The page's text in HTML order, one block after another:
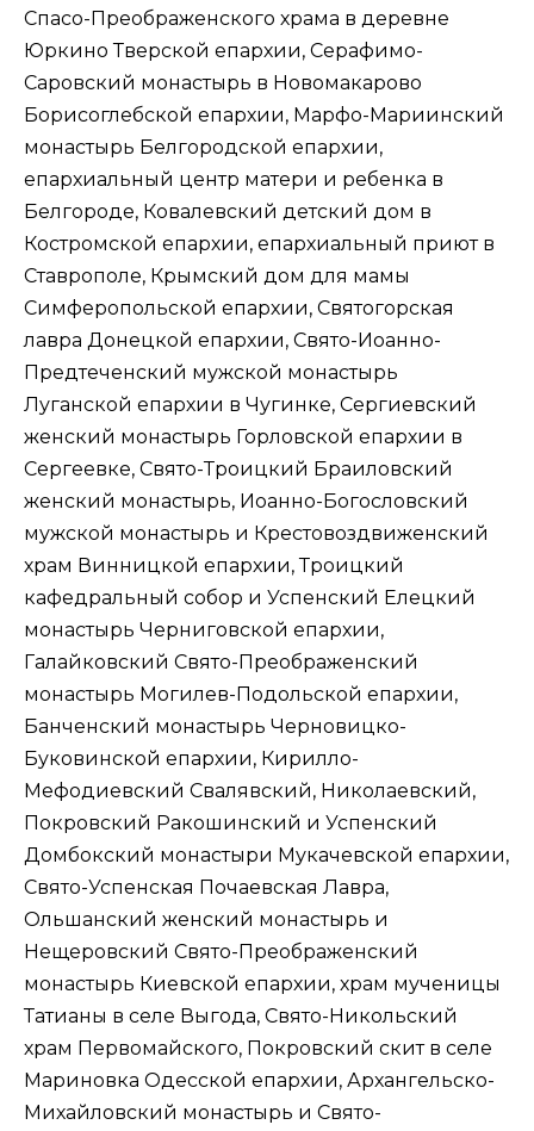
Спасо-Преображенского храма в деревне
Юркино Тверской епархии, Серафимо-
Саровский монастырь в Новомакарово
Борисоглебской епархии, Марфо-Мариинский
монастырь Белгородской епархии,
епархиальный центр матери и ребенка в
Белгороде, Ковалевский детский дом в
Костромской епархии, епархиальный приют в
Ставрополе, Крымский дом для мамы
Симферопольской епархии, Святогорская
лавра Донецкой епархии, Свято-Иоанно-
Предтеченский мужской монастырь
Луганской епархии в Чугинке, Сергиевский
женский монастырь Горловской епархии в
Сергеевке, Свято-Троицкий Браиловский
женский монастырь, Иоанно-Богословский
мужской монастырь и Крестовоздвиженский
храм Винницкой епархии, Троицкий
кафедральный собор и Успенский Елецкий
монастырь Черниговской епархии,
Галайковский Свято-Преображенский
монастырь Могилев-Подольской епархии,
Банченский монастырь Черновицко-
Буковинской епархии, Кирилло-
Мефодиевский Свалявский, Николаевский,
Покровский Ракошинский и Успенский
Домбокский монастыри Мукачевской епархии,
Свято-Успенская Почаевская Лавра,
Ольшанский женский монастырь и
Нещеровский Свято-Преображенский
монастырь Киевской епархии, храм мученицы
Татианы в селе Выгода, Свято-Никольский
храм Первомайского, Покровский скит в селе
Мариновка Одесской епархии, Архангельско-
Михайловский монастырь и Свято-